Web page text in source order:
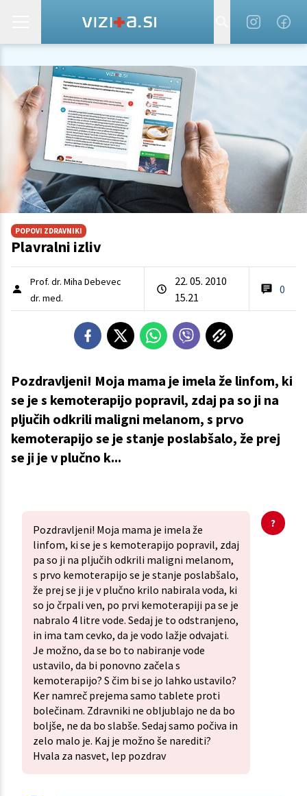
POPOVI ZDRAVNIKI
Plavralni izliv
Prof. dr. Miha Debevec
dr. med.
22. 05. 2010
15.21
0
Pozdravljeni! Moja mama je imela že linfom, ki
se je s kemoterapijo popravil, zdaj pa so ji na
pljučih odkrili maligni melanom, s prvo
kemoterapijo se je stanje poslabšalo, že prej
se ji je v plučno k...
Pozdravljeni! Moja mama je imela že
linfom, ki se je s kemoterapijo popravil, zdaj
pa so ji na pljučih odkrili maligni melanom,
s prvo kemoterapijo se je stanje poslabšalo,
že prej se ji je v plučno krilo nabirala voda, ki
so jo črpali ven, po prvi kemoterapiji pa se je
nabralo 4 litre vode. Sedaj je to odstranjeno,
in ima tam cevko, da je vodo lažje odvajati.
Je možno, da se bo to nabiranje vode
ustavilo, da bi ponovno začela s
kemoterapijo? S čim bi se jo lahko ustavilo?
Ker namreč prejema samo tablete proti
bolečinam. Zdravniki ne obljublajo ne da bo
boljše, ne da bo slabše. Sedaj samo počiva in
zelo malo je. Kaj je možno še narediti?
Hvala za nasvet, lep pozdrav